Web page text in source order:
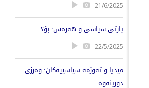
21/6/2025
پارتی سیاسی و هەرەس: بۆ؟ ​
22/5/2025
میدیا و تەوژمە سیاسییەکان: وەرزی
دورینەوە